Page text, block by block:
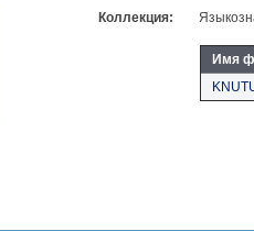
Коллекция:
Имя